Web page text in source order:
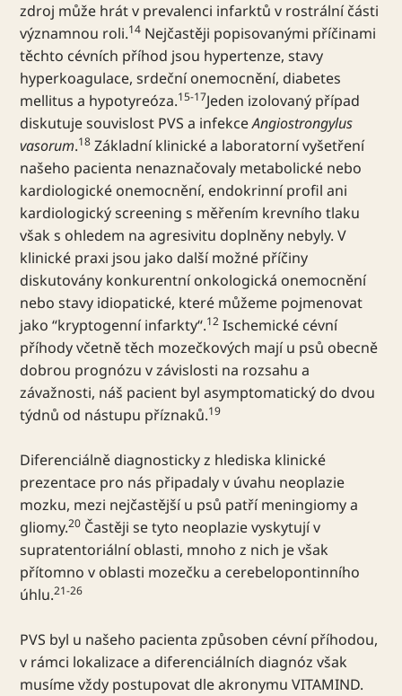
zdroj může hrát v prevalenci infarktů v rostrální části
významnou roli.14 Nejčastěji popisovanými příčinami
těchto cévních příhod jsou hypertenze, stavy
hyperkoagulace, srdeční onemocnění, diabetes
mellitus a hypotyreóza.15-17Jeden izolovaný případ
diskutuje souvislost PVS a infekceAngiostrongylus
vasorum.18 Základní klinické a laboratorní vyšetření
našeho pacienta nenaznačovaly metabolické nebo
kardiologické onemocnění, endokrinní profil ani
kardiologický screening s měřením krevního tlaku
však s ohledem na agresivitu doplněny nebyly. V
klinické praxi jsou jako další možné příčiny
diskutovány konkurentní onkologická onemocnění
nebo stavy idiopatické, které můžeme pojmenovat
jako “kryptogenní infarkty“.12 Ischemické cévní
příhody včetně těch mozečkových mají u psů obecně
dobrou prognózu v závislosti na rozsahu a
závažnosti, náš pacient byl asymptomatický do dvou
týdnů od nástupu příznaků.19
Diferenciálně diagnosticky z hlediska klinické
prezentace pro nás připadaly v úvahu neoplazie
mozku, mezi nejčastější u psů patří meningiomy a
gliomy.20 Častěji se tyto neoplazie vyskytují v
supratentoriální oblasti, mnoho z nich je však
přítomno v oblasti mozečku a cerebelopontinního
úhlu.21-26
PVS byl u našeho pacienta způsoben cévní příhodou,
v rámci lokalizace a diferenciálních diagnóz však
musíme vždy postupovat dle akronymu VITAMIND.